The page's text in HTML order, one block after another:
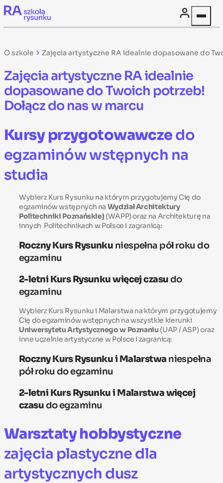
Skip to content
O szkole Zajęcia artystyczne RA idealnie dopasowane do
Zajęcia artystyczne RA idealnie
dopasowane do Twoich potrzeb!
Dołącz do nas w marcu
Kursy przygotowawczedo
egzaminów wstępnych na
studia
Wybierz Kurs Rysunku na którym przygotujemy Cię do
egzaminów wstępnych na Wydział Architektury
Politechniki Poznańskiej (WAPP) oraz na Architekturę na
innych Politechnikach w Polsce i zagranicą:
Roczny Kurs Rysunku niespełna pół roku do
egzaminu
2-letni Kurs Rysunkuwięcej czasudo
egzaminu
Wybierz Kurs Rysunku i Malarstwa na którym przygotujemy
Cię do egzaminów wstępnych na wszystkie kierunki
Uniwersytetu Artystycznego w Poznaniu (UAP / ASP) oraz
inne uczelnie artystyczne w Polsce i zagranicą:
Roczny Kurs Rysunku i Malarstwa niespełna
pół roku do egzaminu
2-letni Kurs Rysunku i Malarstwawięcej
czasudo egzaminu
Warsztaty hobbystyczne
zajęcia plastyczne dla
artystycznych dusz